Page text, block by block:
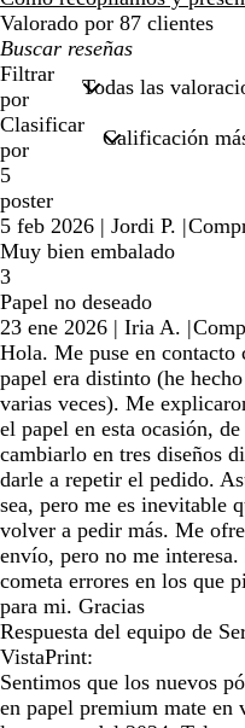
Valorado por 87 clientes
Mis
búsquedas
Filtrar
por
Clasificar
por
5
poster
5 feb 2026 | Jordi P. |
Muy bien embalado
3
Papel no deseado
23 ene 2026 | Iria A. |
Hola. Me puse en
papel era distinto (he
varias veces). Me
el papel en esta ocasión,
cambiarlo en tres diseños
darle a repetir el pedido.
sea, pero me es inevitable
volver a pedir más. Me
envío, pero no me
cometa errores en los que
para mi. Gracias
Respuesta del equipo de
VistaPrint:
Sentimos que los nuevos
en papel premium mate